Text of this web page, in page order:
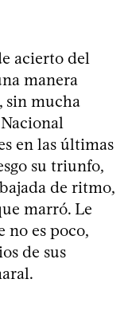
acierto del
manera
sin mucha
en las últimas
su triunfo,
de ritmo,
marró. Le
no es poco,
de sus